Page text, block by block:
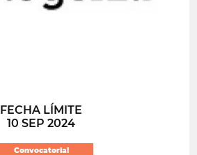
FECHA LÍMITE
10 SEP 2024
Convocatoria!